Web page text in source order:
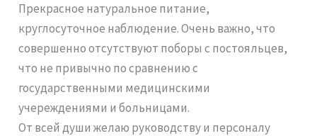
Прекрасное натуральное питание,
круглосуточное наблюдение. Очень важно, что
совершенно отсутствуют поборы с постояльцев,
что не привычно по сравнению с
государственными медицинскими
учереждениями и больницами.
От всей души желаю руководству и персоналу